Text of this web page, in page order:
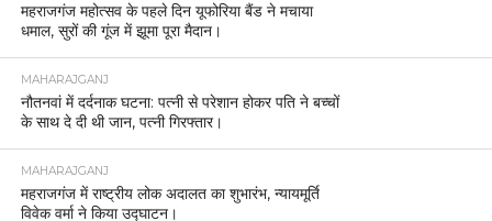
महराजगंज महोत्सव के पहले दिन यूफोरिया बैंड ने मचाया
धमाल, सुरों की गूंज में झूमा पूरा मैदान।
MAHARAJGANJ
नौतनवां में दर्दनाक घटना: पत्नी से परेशान होकर पति ने बच्चों
के साथ दे दी थी जान, पत्नी गिरफ्तार।
MAHARAJGANJ
महराजगंज में राष्ट्रीय लोक अदालत का शुभारंभ, न्यायमूर्ति
विवेक वर्मा ने किया उद्घाटन।